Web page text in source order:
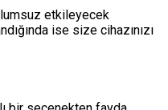
etkileyecek
ise size cihazınızı